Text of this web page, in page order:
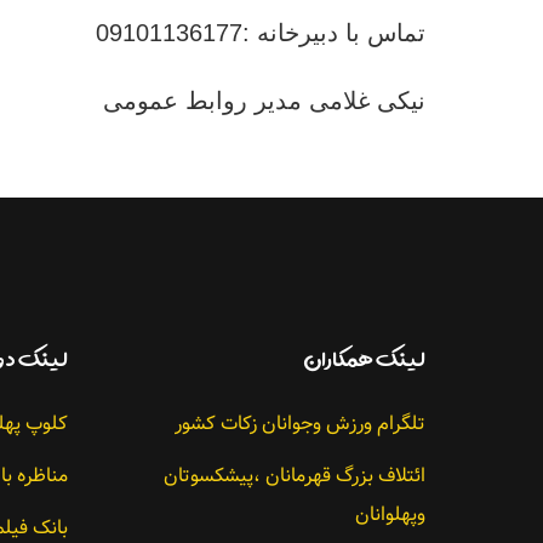
تماس با دبیرخانه :09101136177
نیکی غلامی مدير روابط عمومی
لينك همکاران
تلگرام ورزش وجوانان زکات کشور
ائتلاف بزرگ قهرمانان ،پیشکسوتان
وپهلوانان
لينك
کلوپ
مناظره
بانک